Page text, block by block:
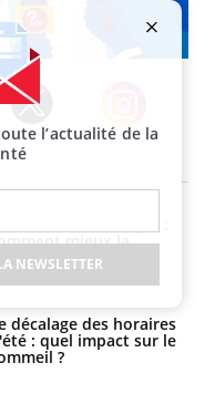
Twitter Instagram
mieux la
décalage des horaires
: quel impact sur le
?
l’actualité de la
NEWSLETTER